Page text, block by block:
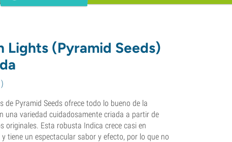
Lights (Pyramid Seeds)
)
de Pyramid Seeds ofrece todo lo bueno de la
una variedad cuidadosamente criada a partir de
originales. Esta robusta Indica crece casi en
tiene un espectacular sabor y efecto, por lo que no